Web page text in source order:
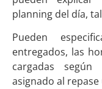
planning del día,
Pueden
entregados, las
cargadas
asignado al